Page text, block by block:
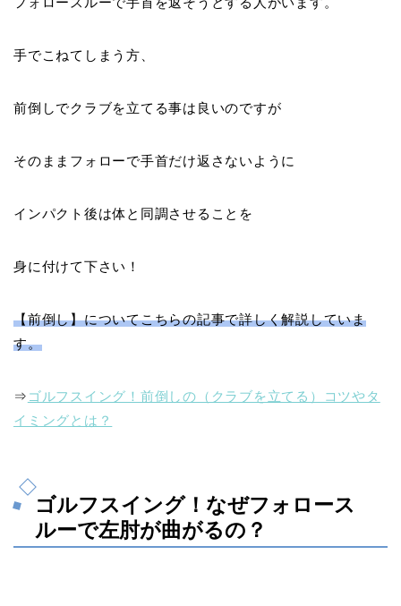
手でこねてしまう方、
前倒しでクラブを立てる事は良いのですが
そのままフォローで手首だけ返さないように
インパクト後は体と同調させることを
身に付けて下さい！
【前倒し】についてこちらの記事で詳しく解説していま
す。
⇒ ゴルフスイング！前倒しの（クラブを立てる）コツやタ
イミングとは？
ゴルフスイング！なぜフォロース
ルーで左肘が曲がるの？